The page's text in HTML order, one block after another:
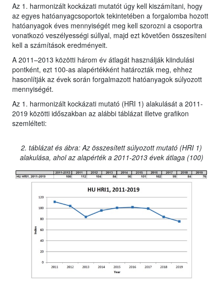
Az 1. harmonizált kockázati mutatót úgy kell kiszámítani, hogy
az egyes hatóanyagcsoportok tekintetében a forgalomba hozott
hatóanyagok éves mennyiségét meg kell szorozni a csoportra
vonatkozó veszélyességi súllyal, majd ezt követően összesíteni
kell a számítások eredményeit.
A 2011–2013 közötti három év átlagát használják kiindulási
pontként, ezt 100-as alapértékként határozták meg, ehhez
hasonlítják az évek során forgalmazott hatóanyagok súlyozott
mennyiségét.
Az 1. harmonizált kockázati mutató (HRI 1) alakulását a 2011-
2019 közötti időszakban az alábbi táblázat illetve grafikon
szemlélteti:
2. táblázat és ábra: Az összesített súlyozott mutató (HRI 1)
alakulása, ahol az alapérték a 2011-2013 évek átlaga (100)